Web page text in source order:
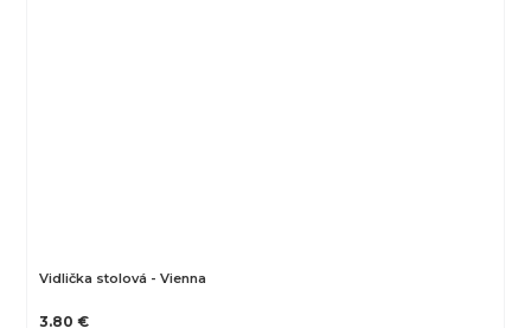
Vidlička stolová - Vienna
3.80 €